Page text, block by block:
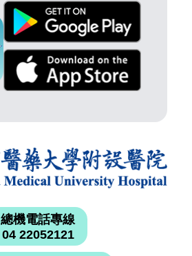
總機電話專線
04 22052121